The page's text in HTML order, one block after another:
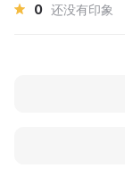
0 还没有印象